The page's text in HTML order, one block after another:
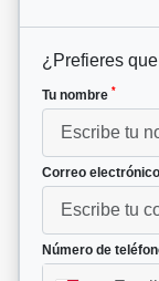
¿Prefieres
Tu nombre *
Correo electrónico
Número de